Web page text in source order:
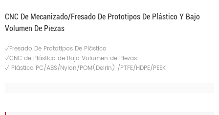
CNC De Mecanizado/Fresado De Prototipos De Plástico Y Bajo
Volumen De Piezas
√Fresado De Prototipos De Plástico
√CNC de Plástico de Bajo Volumen de Piezas
√ Plástico PC/ABS/Nylon/POM(Delrin) /PTFE/HDPE/PEEK